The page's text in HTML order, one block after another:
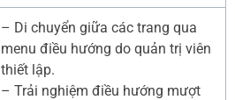
– Di chuyển giữa các trang qua
menu điều hướng do quản trị viên
thiết lập.
– Trải nghiệm điều hướng mượt